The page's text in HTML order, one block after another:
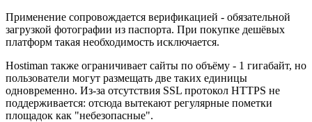
Применение сопровождается верификацией - обязательной
загрузкой фотографии из паспорта. При покупке дешёвых
платформ такая необходимость исключается.
Hostiman также ограничивает сайты по объёму - 1 гигабайт, но
пользователи могут размещать две таких единицы
одновременно. Из-за отсутствия SSL протокол HTTPS не
поддерживается: отсюда вытекают регулярные пометки
площадок как "небезопасные".